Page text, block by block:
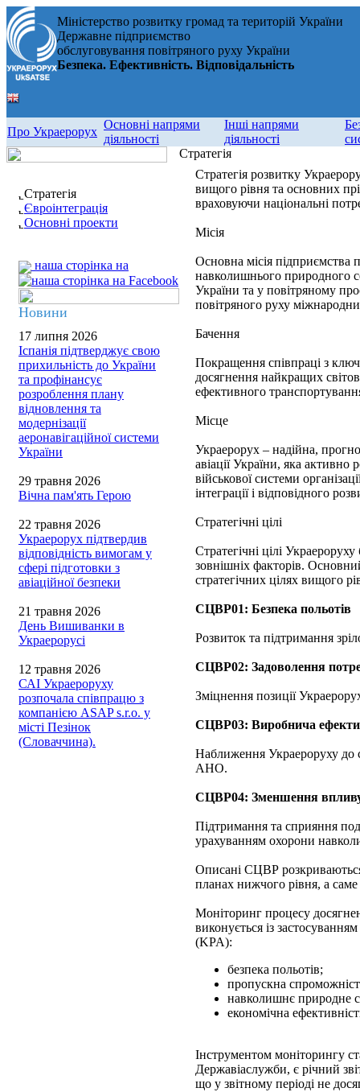
Міністерство розвитку громад та територій України
Державне підприємство
обслуговування повітряного руху України
Безпека. Ефективність. Відповідальність
Про Украерорух
Основні напрями
діяльності
Інші напрями
діяльності
Стратегія
Євроінтеграція
Основні проекти
наша сторінка на
Новини
17 липня 2026
Іспанія підтверджує свою
прихильність до України
та профінансує
розроблення плану
відновлення та
модернізації
аеронавігаційної системи
України
29 травня 2026
Вічна пам'ять Герою
22 травня 2026
Украерорух підтвердив
відповідність вимогам у
сфері підготовки з
авіаційної безпеки
21 травня 2026
День Вишиванки в
Украерорусі
12 травня 2026
САІ Украероруху
розпочала співпрацю з
компанією ASAP s.r.o. у
місті Пезінок
(Словаччина).
Стратегія
Стратегія розвитку
вищого рівня та основних
враховуючи національні
Місія
Основна місія підприємства
навколишнього природного
України та у повітряному
повітряного руху
Бачення
Покращення співпраці з
досягнення найкращих
ефективного
Місце
Украерорух – надійна,
авіації України, яка
військової системи
інтеграції і відповідного
Стратегічні цілі
Стратегічні цілі
зовнішніх факторів.
стратегічних цілях вищого
СЦВР01: Безпека польотів
Розвиток та підтримання
СЦВР02: Задоволення
Зміцнення позиції
СЦВР03: Виробнича
Наближення Украероруху до
АНО.
СЦВР04: Зменшення
Підтримання та сприяння
урахуванням охорони
Описані СЦВР розкриваються
планах нижчого рівня, а саме
Моніторинг процесу
виконується із
(KPA):
безпека польотів;
пропускна
навколишнє природне
економічна
Інструментом моніторингу
Державіаслужби, є річний
що у звітному періоді не